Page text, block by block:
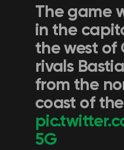
The game
in the
the west of
rivals
from the
coast of
5G